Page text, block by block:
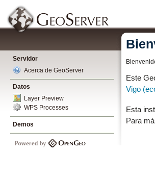
Servidor
Acerca de GeoServer
Datos
Layer Preview
WPS Processes
Demos
Este
Vigo
Esta
Para